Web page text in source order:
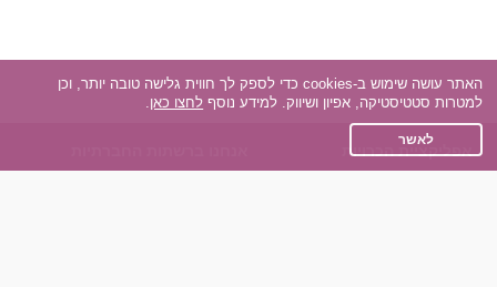
אפליקציית הכרויות
האתר עושה שימוש ב-cookies כדי לספק לך חווית גלישה טובה יותר, וכן
למטרות סטטיסטיקה, אפיון ושיווק. למידע נוסף לחצו כאן.
לאשר